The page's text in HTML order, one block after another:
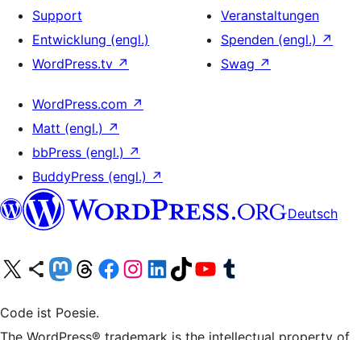
Support
Entwicklung (engl.)
WordPress.tv ↗
Veranstaltungen
Spenden (engl.) ↗
Swag ↗
WordPress.com ↗
Matt (engl.) ↗
bbPress (engl.) ↗
BuddyPress (engl.) ↗
Deutsch
Unser X-Konto (früher Twitter) besuchen
Unser Bluesky-Konto besuchen
Unser Mastodon-Konto besuchen
Unser Threads-Konto besuchen
Unsere Facebook-Seite besuchen
Unser Instagram-Konto besuchen
Unser LinkedIn-Konto besuchen
Unser TikTok-Konto besuchen
Unseren YouTube-Kanal besuchen
Unser Tumblr-Konto besuchen
Code ist Poesie.
The WordPress® trademark is the intellectual property of